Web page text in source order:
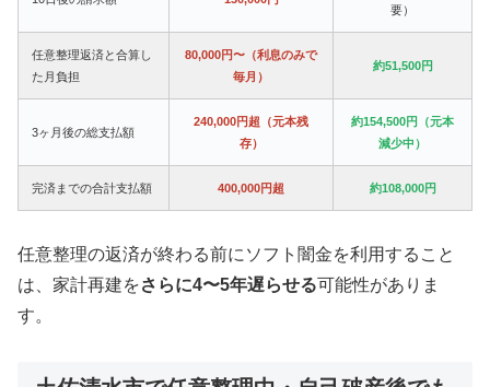
要）
任意整理返済と合算し
た月負担
80,000円〜（利息のみで
毎月）
約51,500円
3ヶ月後の総支払額
240,000円超（元本残
存）
約154,500円（元本
減少中）
完済までの合計支払額 400,000円超 約108,000円
任意整理の返済が終わる前にソフト闇金を利用すること
は、家計再建をさらに4〜5年遅らせる可能性がありま
す。